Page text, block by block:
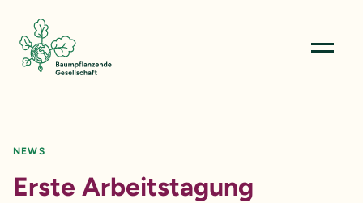
Menü
NEWS
Erste Arbeitstagung